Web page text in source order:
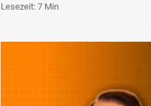
Lesezeit: 7 Min